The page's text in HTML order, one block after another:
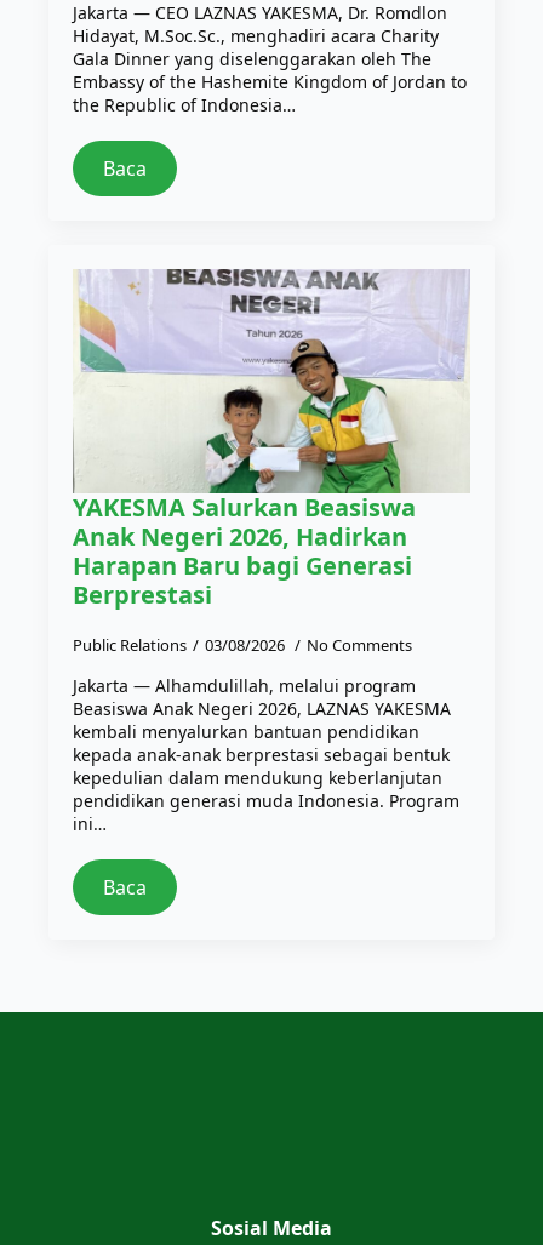
Jakarta — CEO LAZNAS YAKESMA, Dr. Romdlon
Hidayat, M.Soc.Sc., menghadiri acara Charity
Gala Dinner yang diselenggarakan oleh The
Embassy of the Hashemite Kingdom of Jordan to
the Republic of Indonesia…
Baca
YAKESMA Salurkan Beasiswa
Anak Negeri 2026, Hadirkan
Harapan Baru bagi Generasi
Berprestasi
Public Relations 03/08/2026 No Comments
Jakarta — Alhamdulillah, melalui program
Beasiswa Anak Negeri 2026, LAZNAS YAKESMA
kembali menyalurkan bantuan pendidikan
kepada anak-anak berprestasi sebagai bentuk
kepedulian dalam mendukung keberlanjutan
pendidikan generasi muda Indonesia. Program
ini…
Baca
Sosial Media